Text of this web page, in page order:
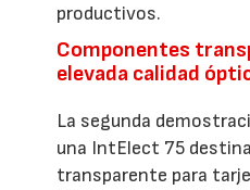
productivos.
Componentes
elevada calidad
La segunda
una IntElect 75
transparente para